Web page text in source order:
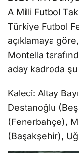
A Milli Futbol
Türkiye Futbol
açıklamaya
Montella
aday kadroda
Kaleci: Altay
Destanoğlu
(Fenerbahçe),
(Başakşehir),